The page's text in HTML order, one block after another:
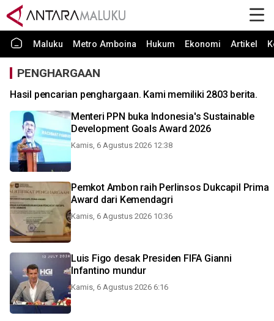
Maluku Metro Amboina Hukum Ekonomi Artikel
PENGHARGAAN
Hasil pencarian penghargaan. Kami memiliki 2803 berita.
Menteri PPN buka Indonesia's Sustainable
Development Goals Award 2026
Kamis, 6 Agustus 2026 12:38
Pemkot Ambon raih Perlinsos Dukcapil Prima
Award dari Kemendagri
Kamis, 6 Agustus 2026 10:36
Luis Figo desak Presiden FIFA Gianni
Infantino mundur
Kamis, 6 Agustus 2026 6:16